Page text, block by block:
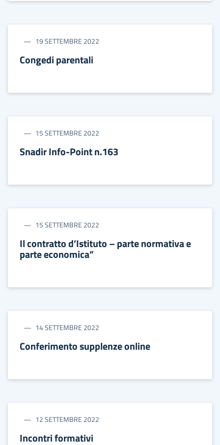
19 SETTEMBRE 2022
Congedi parentali
15 SETTEMBRE 2022
Snadir Info-Point n.163
15 SETTEMBRE 2022
Il contratto d’Istituto – parte normativa e
parte economica”
14 SETTEMBRE 2022
Conferimento supplenze online
12 SETTEMBRE 2022
Incontri formativi